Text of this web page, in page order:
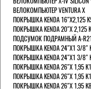
ВЕЛОКОМПЬЮТЕР VENTURA Х
ПОКРЫШКА KENDA 16"Х2,125
ПОКРЫШКА KENDA 20"Х 2,125
ПОДСУМОК ПОДРАМНЫЙ A-
ПОКРЫШКА KENDA 24"Х1 3/8"
ПОКРЫШКА KENDA 24"Х1 3/8"
ПОКРЫШКА KENDA 26"Х 1,95
ПОКРЫШКА KENDA 26"Х 1,95
ПОКРЫШКА KENDA 26"Х 1,95